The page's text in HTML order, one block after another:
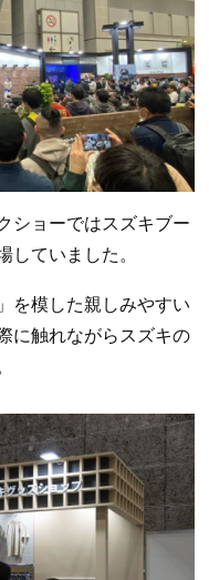
ショーではスズキブー
していました。
を模した親しみやすい
に触れながらスズキの